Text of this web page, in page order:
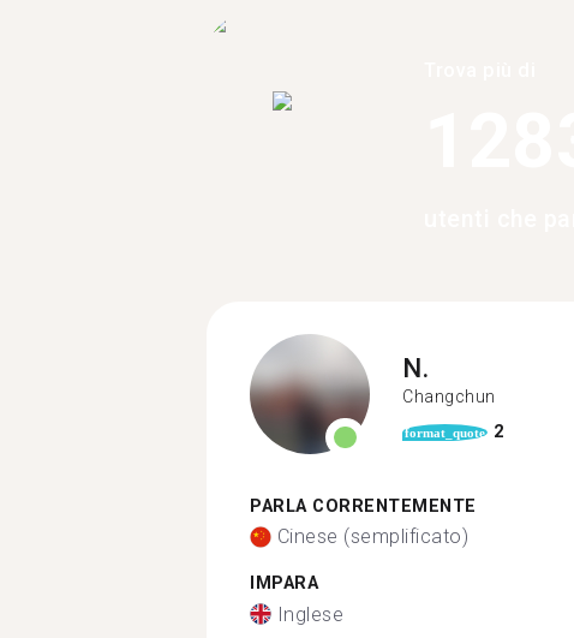
N.
Changchun
format_quote 2
PARLA CORRENTEMENTE
Cinese (semplificato)
IMPARA
Inglese